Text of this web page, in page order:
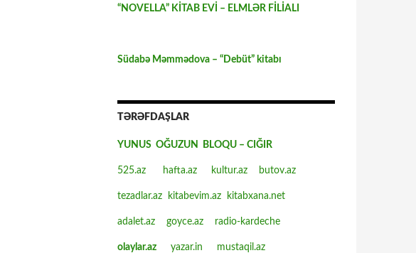
“NOVELLA” KİTAB EVİ – ELMLƏR FİLİALI
Südabə Məmmədova – “Debüt” kitabı
TƏRƏFDAŞLAR
YUNUS OĞUZUN BLOQU – CIĞIR
525.az hafta.az kultur.az butov.az
tezadlar.az kitabevim.az kitabxana.net
adalet.az goyce.az radio-kardeche
olaylar.az yazar.in mustaqil.az